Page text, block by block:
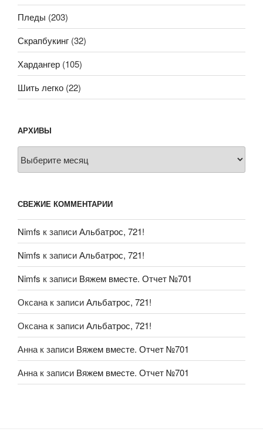
Пледы (203)
Скрапбукинг (32)
Хардангер (105)
Шить легко (22)
АРХИВЫ
СВЕЖИЕ КОММЕНТАРИИ
Nimfs к записиАльбатрос, 721!
Nimfs к записиАльбатрос, 721!
Nimfs к записи Вяжем вместе. Отчет №701
Оксана к записиАльбатрос, 721!
Оксана к записиАльбатрос, 721!
Анна к записи Вяжем вместе. Отчет №701
Анна к записи Вяжем вместе. Отчет №701